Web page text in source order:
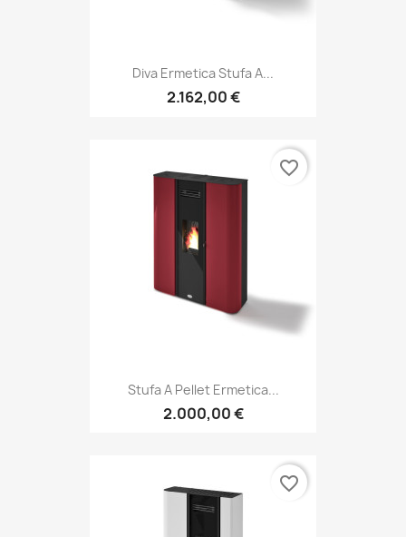
Diva Ermetica Stufa A...
2.162,00 €
Stufa A Pellet Ermetica...
2.000,00 €
favorite_border
favorite_border